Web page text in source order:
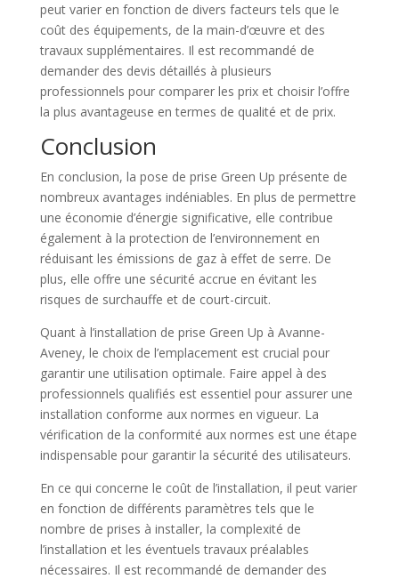
peut varier en fonction de divers facteurs tels que le
coût des équipements, de la main-d’œuvre et des
travaux supplémentaires. Il est recommandé de
demander des devis détaillés à plusieurs
professionnels pour comparer les prix et choisir l’offre
la plus avantageuse en termes de qualité et de prix.
Conclusion
En conclusion, la pose de prise Green Up présente de
nombreux avantages indéniables. En plus de permettre
une économie d’énergie significative, elle contribue
également à la protection de l’environnement en
réduisant les émissions de gaz à effet de serre. De
plus, elle offre une sécurité accrue en évitant les
risques de surchauffe et de court-circuit.
Quant à l’installation de prise Green Up à Avanne-
Aveney, le choix de l’emplacement est crucial pour
garantir une utilisation optimale. Faire appel à des
professionnels qualifiés est essentiel pour assurer une
installation conforme aux normes en vigueur. La
vérification de la conformité aux normes est une étape
indispensable pour garantir la sécurité des utilisateurs.
En ce qui concerne le coût de l’installation, il peut varier
en fonction de différents paramètres tels que le
nombre de prises à installer, la complexité de
l’installation et les éventuels travaux préalables
nécessaires. Il est recommandé de demander des